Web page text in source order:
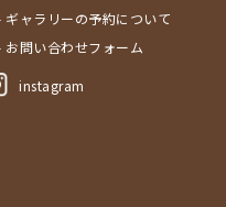
ギャラリーの予約について
お問い合わせフォーム
instagram